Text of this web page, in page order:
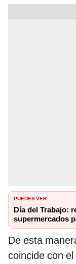
PUEDES VER:
Día del Trabajo:
supermercados
De esta
coincide con